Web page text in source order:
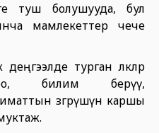
туш болушууда, бул
мамлекеттер чече
турган өлкөлөр
билим берүү,
өзгөрүшүнө каршы